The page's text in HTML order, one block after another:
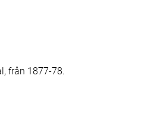
från 1877-78.